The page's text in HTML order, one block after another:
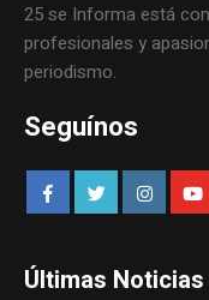
25 se Informa está
profesionales y
periodismo.
Seguínos
Últimas Noticias